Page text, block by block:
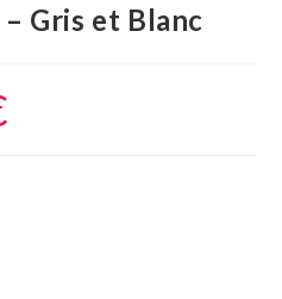
Gris et Blanc